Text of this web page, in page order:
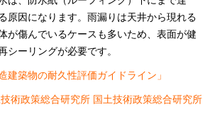
原因になります。雨漏りは天井から現れる
が傷んでいるケースも多いため、表面が健
シーリングが必要です。
建築物の耐久性評価ガイドライン」
術政策総合研究所 国土技術政策総合研究所